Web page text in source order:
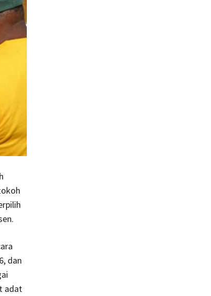
dan
adat